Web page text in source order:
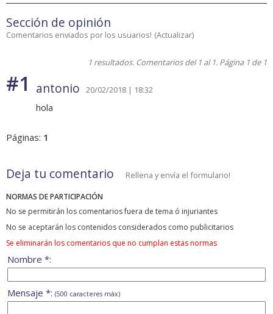
Sección de opinión
Comentarios enviados por los usuarios! (Actualizar)
1 resultados. Comentarios del 1 al 1. Página 1 de 1
#1 antonio 20/02/2018 | 18:32
hola
Páginas: 1
Deja tu comentario Rellena y envía el formulario!
NORMAS DE PARTICIPACIÓN
No se permitirán los comentarios fuera de tema ó injuriantes
No se aceptarán los contenidos considerados como publicitarios
Se eliminarán los comentarios que no cumplan estas normas
Nombre *:
Mensaje *: (500 caracteres máx)